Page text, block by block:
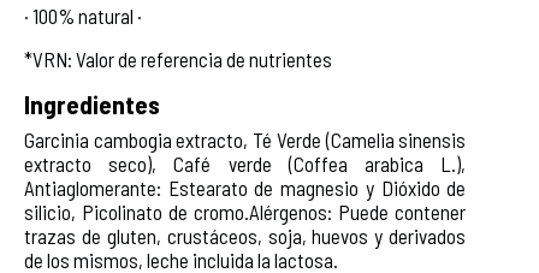
· 100% natural ·
*VRN: Valor de referencia de nutrientes
Ingredientes
Garcinia cambogia extracto, Té Verde (Camelia sinensis
extracto seco), Café verde (Coffea arabica L.),
Antiaglomerante: Estearato de magnesio y Dióxido de
silicio, Picolinato de cromo.Alérgenos: Puede contener
trazas de gluten, crustáceos, soja, huevos y derivados
de los mismos, leche incluida la lactosa.